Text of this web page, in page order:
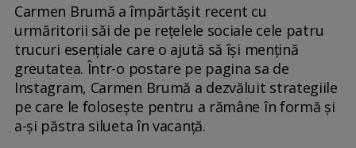
Carmen Brumă a împărtășit recent cu
urmăritorii săi de pe rețelele sociale cele patru
trucuri esențiale care o ajută să își mențină
greutatea. Într-o postare pe pagina sa de
Instagram, Carmen Brumă a dezvăluit strategiile
pe care le folosește pentru a rămâne în formă și
a-și păstra silueta în vacanță.